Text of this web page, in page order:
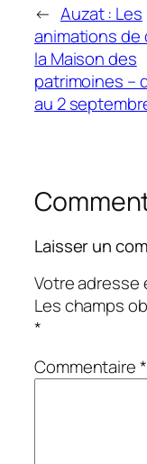
← Auzat : Les
animations de
la Maison des
patrimoines –
au 2
Laisser un
Votre adresse
Les champs
*
Commentaire*